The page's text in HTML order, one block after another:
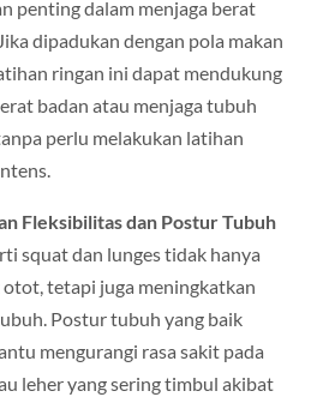
penting dalam menjaga berat
dipadukan dengan pola makan
ringan ini dapat mendukung
badan atau menjaga tubuh
perlu melakukan latihan
Fleksibilitas dan Postur Tubuh
squat dan lunges tidak hanya
tetapi juga meningkatkan
Postur tubuh yang baik
mengurangi rasa sakit pada
leher yang sering timbul akibat